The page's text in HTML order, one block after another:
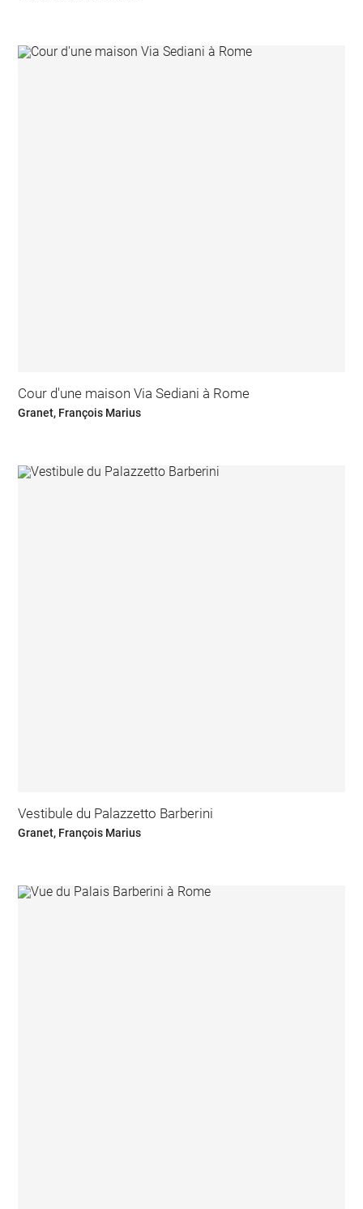
Cour d'une maison Via Sediani à Rome
Granet, François Marius
Vestibule du Palazzetto Barberini
Granet, François Marius